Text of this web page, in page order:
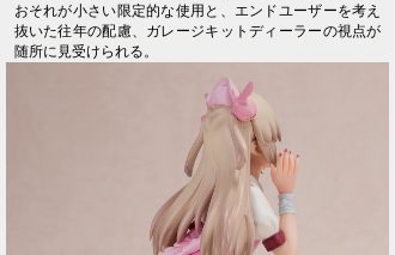
おそれが小さい限定的な使用と、エンドユーザーを考え
抜いた往年の配慮、ガレージキットディーラーの視点が
随所に見受けられる。